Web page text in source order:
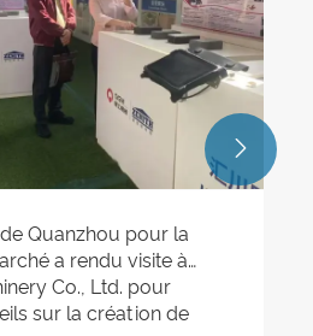
de recherche et
pratique.
